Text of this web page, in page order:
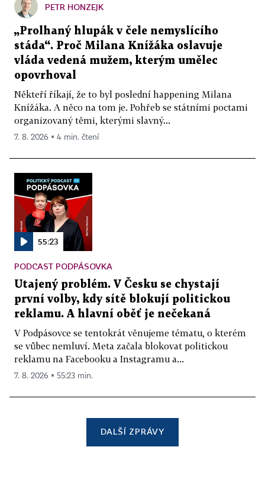
PETR HONZEJK
„Prolhaný hlupák v čele nemyslícího
stáda“. Proč Milana Knížáka oslavuje
vláda vedená mužem, kterým umělec
opovrhoval
Někteří říkají, že to byl poslední happening Milana
Knížáka. A něco na tom je. Pohřeb se státními poctami
organizovaný těmi, kterými slavný...
7. 8. 2026 ▪ 4 min. čtení
55:23
PODCAST PODPÁSOVKA
Utajený problém. V Česku se chystají
první volby, kdy sítě blokují politickou
reklamu. A hlavní oběť je nečekaná
V Podpásovce se tentokrát věnujeme tématu, o kterém
se vůbec nemluví. Meta začala blokovat politickou
reklamu na Facebooku a Instagramu a...
7. 8. 2026 ▪ 55:23 min.
DALŠÍ ZPRÁVY